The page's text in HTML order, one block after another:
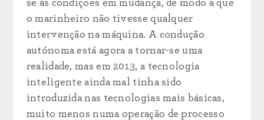
se às condições em mudança, de modo a que
o marinheiro não tivesse qualquer
intervenção na máquina. A condução
autónoma está agora a tornar-se uma
realidade, mas em 2013, a tecnologia
inteligente ainda mal tinha sido
introduzida nas tecnologias mais básicas,
muito menos numa operação de processo